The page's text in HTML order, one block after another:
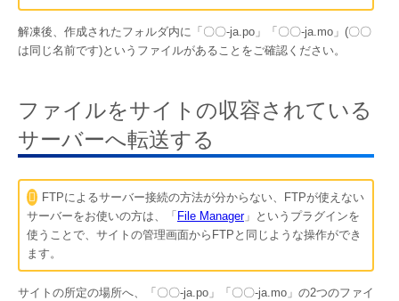
解凍後、作成されたフォルダ内に「〇〇-ja.po」「〇〇-ja.mo」(〇〇
は同じ名前です)というファイルがあることをご確認ください。
ファイルをサイトの収容されている
サーバーへ転送する
FTPによるサーバー接続の方法が分からない、FTPが使えない
サーバーをお使いの方は、「 File Manager」というプラグインを
使うことで、サイトの管理画面からFTPと同じような操作ができ
ます。
サイトの所定の場所へ、「〇〇-ja.po」「〇〇-ja.mo」の2つのファイ